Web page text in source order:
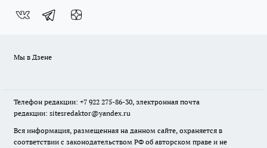
Мы в Дзене
Телефон редакции: +7 922 275-86-30, электронная почта
редакции: sitesredaktor@yandex.ru
Вся информация, размещенная на данном сайте, охраняется в
соответствии с законодательством РФ об авторском праве и не